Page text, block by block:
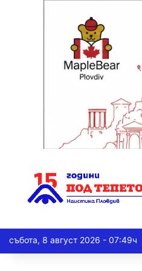
събота, 8 август 2026 - 07:49ч